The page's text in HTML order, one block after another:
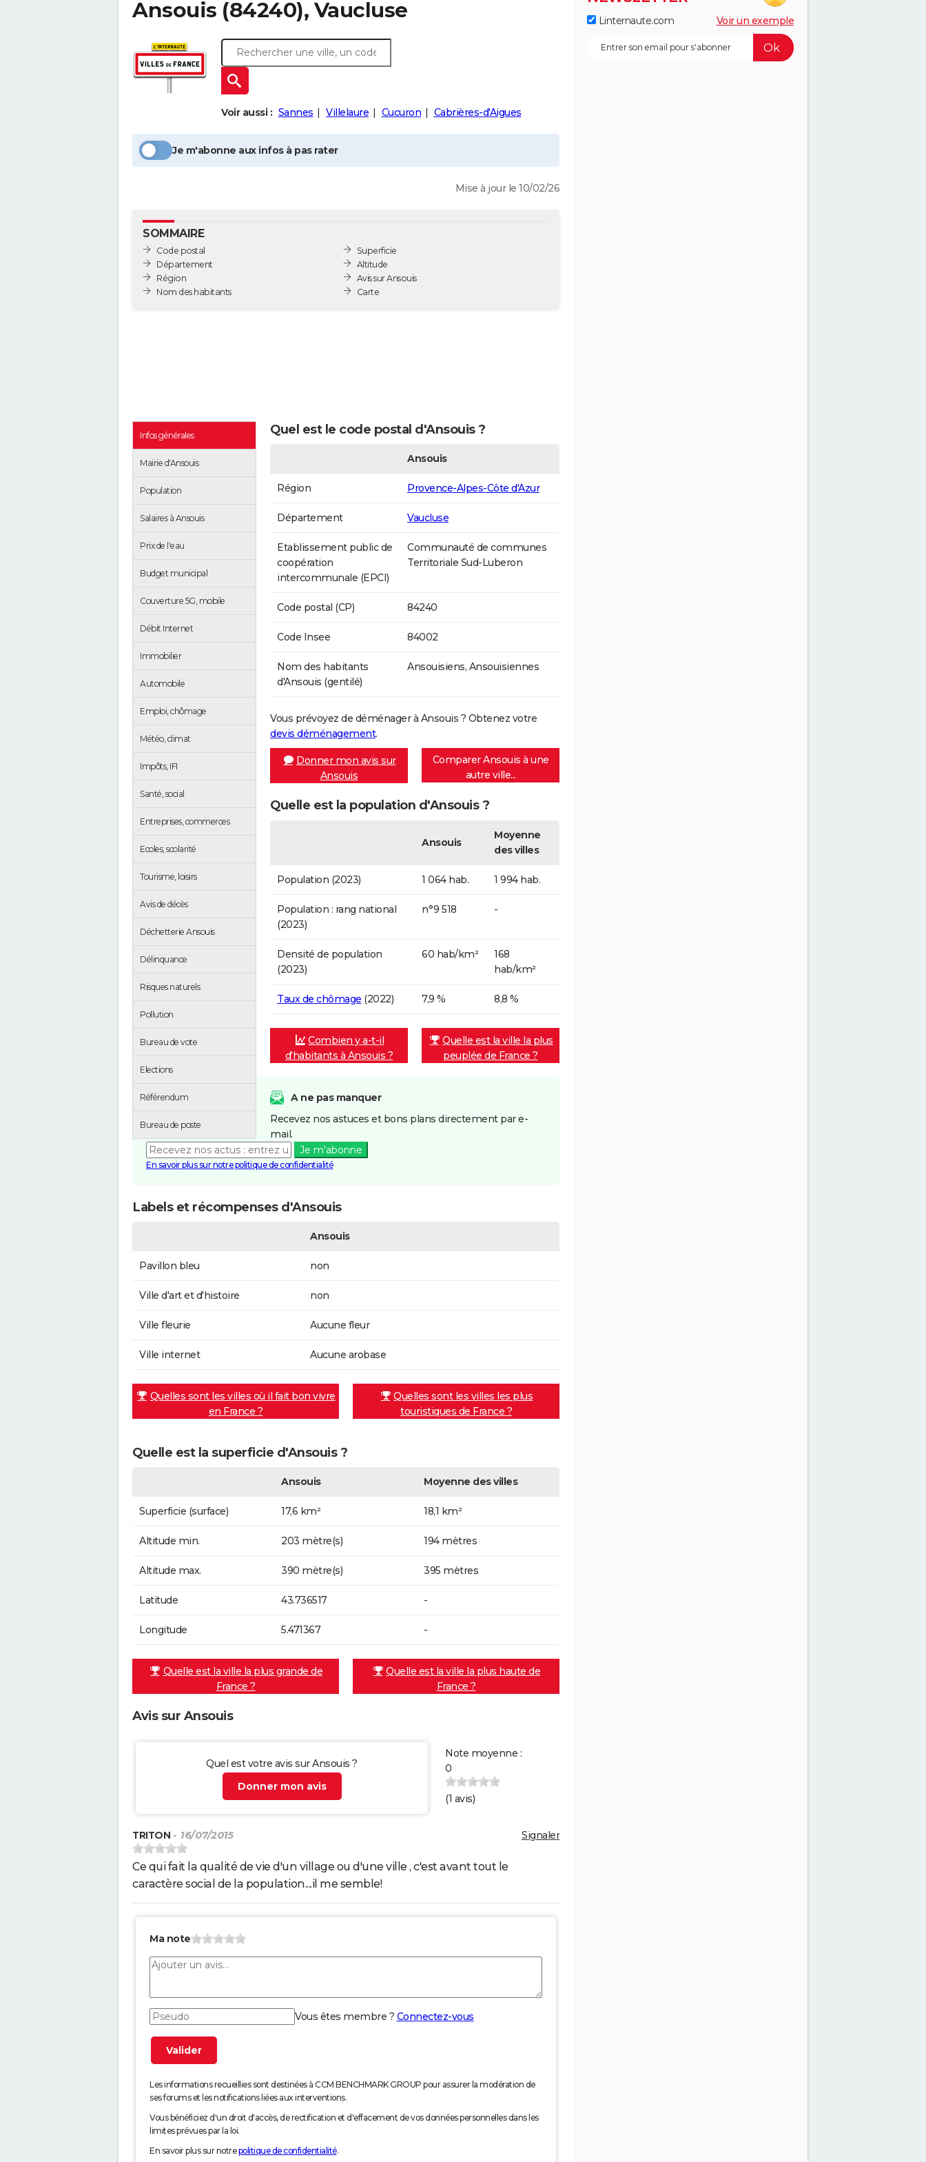
Ansouis (84240), Vaucluse
Voir aussi : Sannes Villelaure Cucuron Cabrières-d'Aigues
Je m'abonne aux infos à pas rater
Mise à jour le 10/02/26
SOMMAIRE
Code postal
Département
Région
Nom des habitants
Superficie
Altitude
Avis sur Ansouis
Carte
Infos générales
Mairie d'Ansouis
Population
Salaires à Ansouis
Prix de l'eau
Budget municipal
Couverture 5G, mobile
Débit Internet
Immobilier
Automobile
Emploi, chômage
Météo, climat
Impôts, IFI
Santé, social
Entreprises, commerces
Ecoles, scolarité
Tourisme, loisirs
Avis de décès
Déchetterie Ansouis
Délinquance
Risques naturels
Pollution
Bureau de vote
Elections
Référendum
Bureau de poste
Quel est le code postal d'Ansouis ?
Ansouis
Région Provence-Alpes-Côte d'Azur
Département Vaucluse
Etablissement public de
coopération
intercommunale (EPCI)
Communauté de communes
Territoriale Sud-Luberon
Code postal (CP) 84240
Code Insee 84002
Nom des habitants
d'Ansouis (gentilé)
Ansouisiens, Ansouisiennes
Vous prévoyez de déménager à Ansouis ? Obtenez votre
devis déménagement.
Donner mon avis sur
Ansouis
Comparer Ansouis à une
autre ville...
Quelle est la population d'Ansouis ?
Ansouis
Moyenne
des villes
Population (2023) 1 064 hab. 1 994 hab.
Population : rang national
(2023)
n°9 518 -
Densité de population
(2023)
60 hab/km²
168
hab/km²
Taux de chômage (2022) 7,9 % 8,8 %
Combien y a-t-il
d'habitants à Ansouis ?
Quelle est la ville la plus
peuplée de France ?
A ne pas manquer
Recevez nos astuces et bons plans directement par e-
mail.
Je m'abonne
En savoir plus sur notre politique de confidentialité
Labels et récompenses d'Ansouis
Ansouis
Pavillon bleu non
Ville d'art et d'histoire non
Ville fleurie Aucune fleur
Ville internet Aucune arobase
Quelles sont les villes où il fait bon vivre
en France ?
Quelles sont les villes les plus
touristiques de France ?
Quelle est la superficie d'Ansouis ?
Ansouis Moyenne des villes
Superficie (surface) 17,6 km² 18,1 km²
Altitude min. 203 mètre(s) 194 mètres
Altitude max. 390 mètre(s) 395 mètres
Latitude 43.736517 -
Longitude 5.471367 -
Quelle est la ville la plus grande de
France ?
Quelle est la ville la plus haute de
France ?
Avis sur Ansouis
Quel est votre avis sur Ansouis ?
Donner mon avis
Note moyenne :
0
(1 avis)
Signaler
TRITON - 16/07/2015
Ce qui fait la qualité de vie d'un village ou d'une ville , c'est avant tout le
caractère social de la population....il me semble!
Ma note
Vous êtes membre ? Connectez-vous
Les informations recueillies sont destinées à CCM BENCHMARK GROUP pour assurer la modération de
ses forums et les notifications liées aux interventions.
Vous bénéficiez d'un droit d'accès, de rectification et d'effacement de vos données personnelles dans les
limites prévues par la loi.
En savoir plus sur notrepolitique de confidentialité.
Linternaute.com Voir un exemple